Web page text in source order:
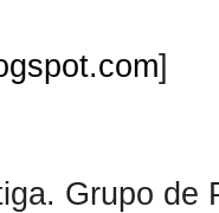
]
Grupo de